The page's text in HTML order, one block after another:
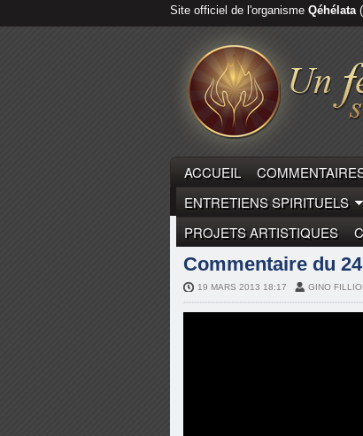
Site officiel de l'organisme Qéhélata
ACCUEIL
ENTRETIENS SPIRITUELS
PROJETS ARTISTIQUES
CHRISTIAN BEAULIEU
Commentaire du
19 MARS 2013 18:17 GINO